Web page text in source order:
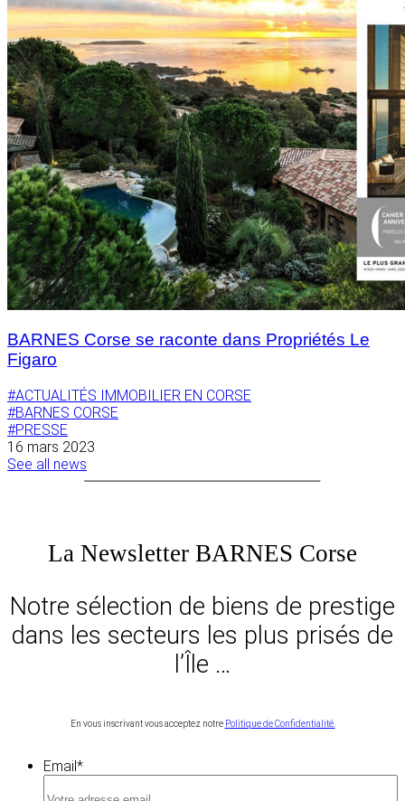
BARNES Corse se raconte dans Propriétés Le
Figaro
#ACTUALITÉS IMMOBILIER EN CORSE
#BARNES CORSE
#PRESSE
16 mars 2023
See all news
La Newsletter BARNES Corse
Notre sélection de biens de prestige
dans les secteurs les plus prisés de
l’Île …
En vous inscrivant vous acceptez notre Politique de Confidentialité.
Email*